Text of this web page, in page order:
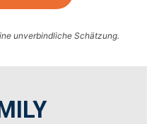
unverbindliche Schätzung.